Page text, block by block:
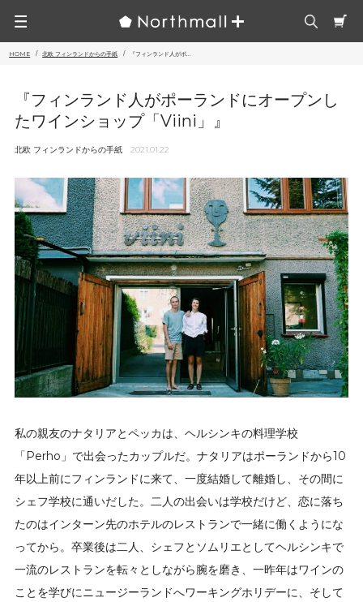
HOME 北欧 フィンランドからの手紙 『フィンランド人がポ...
『フィンランド人がポーランドにオープンし
たワインショップ「Viini」』
北欧 フィンランドからの手紙 2021.01.22
私の親友のナタリアとペッカは、ヘルシンキの料理学校
「Perho」で出会ったカップルだ。ナタリアはポーランドから10
年以上前にフィンランドに来て、一度結婚して離婚し、その間に
シェフ学校に通いだした。二人の出会いは学校だけど、恋に落ち
たのはインターン先のホテルのレストランで一緒に働くようにな
ってから。卒業後は二人、シェフとソムリエとしてヘルシンキで
一流のレストランを転々としながら腕を磨き、一昨年はワインの
ことを学びにニュージーランドへワーキングホリデーに、そして